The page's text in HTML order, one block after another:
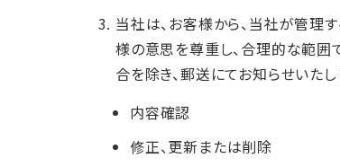
当社は、お客様から、当社が管理
様の意思を尊重し、合理的な範囲
合を除き、郵送にてお知らせいたし
内容確認
修正、更新または削除